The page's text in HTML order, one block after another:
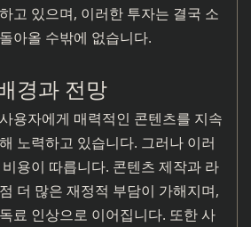
고 있으며, 이러한 투자는 결국 소
아올 수밖에 없습니다.
경과 전망
용자에게 매력적인 콘텐츠를 지속
노력하고 있습니다. 그러나 이러
용이 따릅니다. 콘텐츠 제작과 라
더 많은 재정적 부담이 가해지며,
료 인상으로 이어집니다. 또한 사